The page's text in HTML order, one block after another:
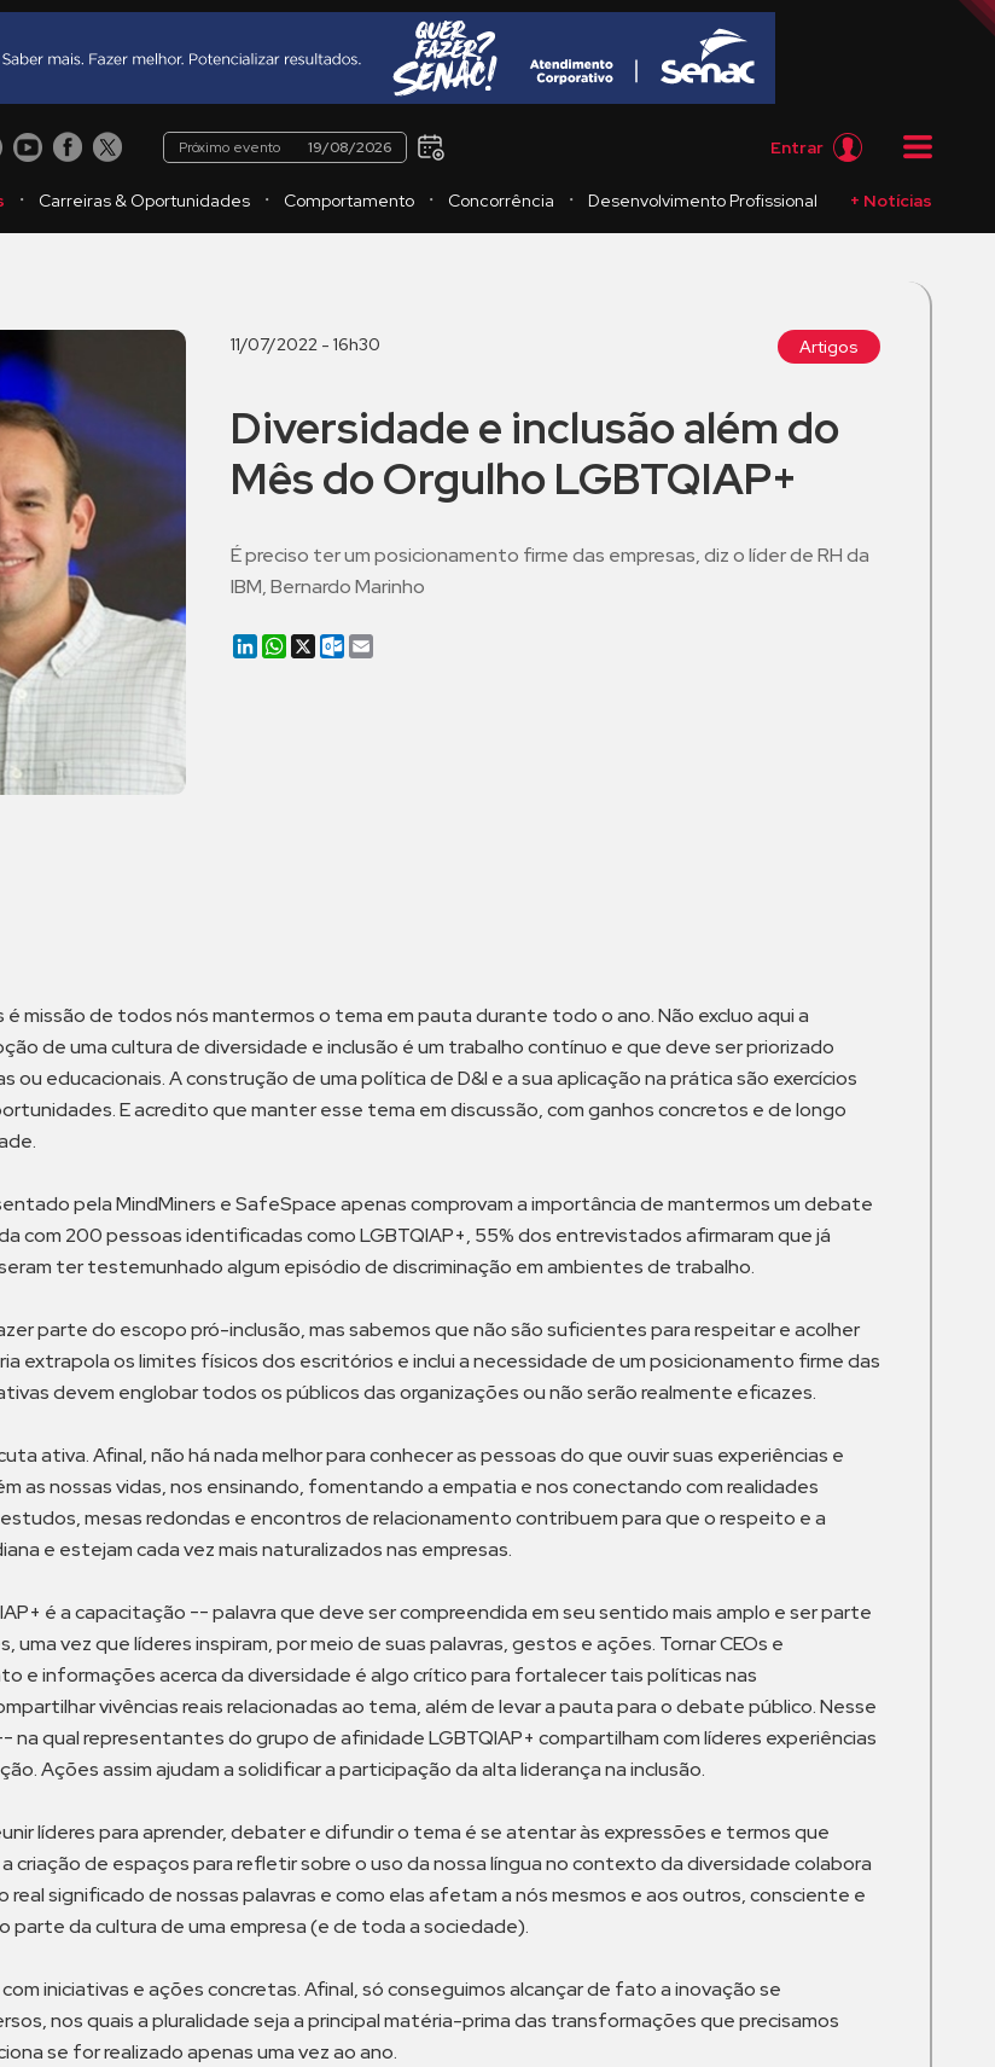
Próximo evento 19/08/2026 Entrar
・ Carreiras & Oportunidades ・ Comportamento ・ Concorrência ・ Desenvolvimento Profissional + Notícias
11/07/2022 - 16h30 Artigos
Diversidade e inclusão além do
Mês do Orgulho LGBTQIAP+
É preciso ter um posicionamento firme das empresas, diz o líder de RH da
IBM, Bernardo Marinho
LinkedIn
WhatsApp
X Outlook.com
Email
é missão de todos nós mantermos o tema em pauta durante todo o ano. Não excluo aqui a
de uma cultura de diversidade e inclusão é um trabalho contínuo e que deve ser priorizado
educacionais. A construção de uma política de D&I e a sua aplicação na prática são exercícios
E acredito que manter esse tema em discussão, com ganhos concretos e de longo
pela MindMiners e SafeSpace apenas comprovam a importância de mantermos um debate
com 200 pessoas identificadas como LGBTQIAP+, 55% dos entrevistados afirmaram que já
ter testemunhado algum episódio de discriminação em ambientes de trabalho.
parte do escopo pró-inclusão, mas sabemos que não são suficientes para respeitar e acolher
extrapola os limites físicos dos escritórios e inclui a necessidade de um posicionamento firme das
devem englobar todos os públicos das organizações ou não serão realmente eficazes.
ativa. Afinal, não há nada melhor para conhecer as pessoas do que ouvir suas experiências e
as nossas vidas, nos ensinando, fomentando a empatia e nos conectando com realidades
mesas redondas e encontros de relacionamento contribuem para que o respeito e a
e estejam cada vez mais naturalizados nas empresas.
é a capacitação -- palavra que deve ser compreendida em seu sentido mais amplo e ser parte
vez que líderes inspiram, por meio de suas palavras, gestos e ações. Tornar CEOs e
e informações acerca da diversidade é algo crítico para fortalecer tais políticas nas
vivências reais relacionadas ao tema, além de levar a pauta para o debate público. Nesse
qual representantes do grupo de afinidade LGBTQIAP+ compartilham com líderes experiências
Ações assim ajudam a solidificar a participação da alta liderança na inclusão.
líderes para aprender, debater e difundir o tema é se atentar às expressões e termos que
criação de espaços para refletir sobre o uso da nossa língua no contexto da diversidade colabora
significado de nossas palavras e como elas afetam a nós mesmos e aos outros, consciente e
parte da cultura de uma empresa (e de toda a sociedade).
iniciativas e ações concretas. Afinal, só conseguimos alcançar de fato a inovação se
nos quais a pluralidade seja a principal matéria-prima das transformações que precisamos
se for realizado apenas uma vez ao ano.